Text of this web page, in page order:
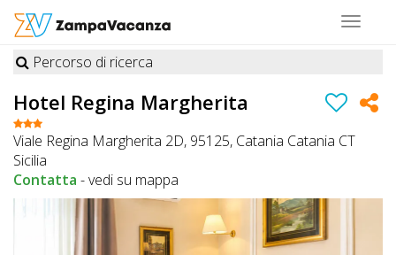
Toggle
STRUTTURE
A
DOG
LUOGHI
Percorso di ricerca
Hotel Regina Margherita
Viale Regina Margherita 2D, 95125, Catania Catania CT
Sicilia
Contatta -vedi su mappa